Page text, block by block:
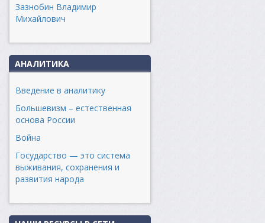
Зазнобин Владимир
Михайлович
АНАЛИТИКА
Введение в аналитику
Большевизм – естественная
основа России
Война
Государство — это система
выживания, сохранения и
развития народа